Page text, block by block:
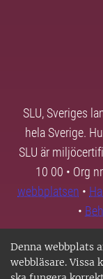
Denna webbplats
webbläsare. Vissa
SLU, Sveriges
hela Sverige.
SLU är
10 00 • Org
webbplatsen •
•